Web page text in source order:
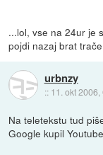
...lol, vse na 24ur je
pojdi nazaj brat
urbnzy
:: 11. okt 2006,
Na teletekstu tud
Google kupil